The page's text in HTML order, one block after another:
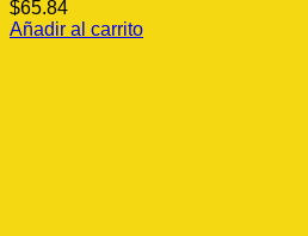
$65.84
Añadir al carrito